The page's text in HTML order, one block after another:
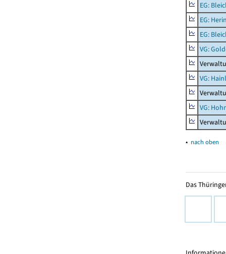
EG:
EG:
EG:
VG:
VG:
VG:
▴ nach oben
Das